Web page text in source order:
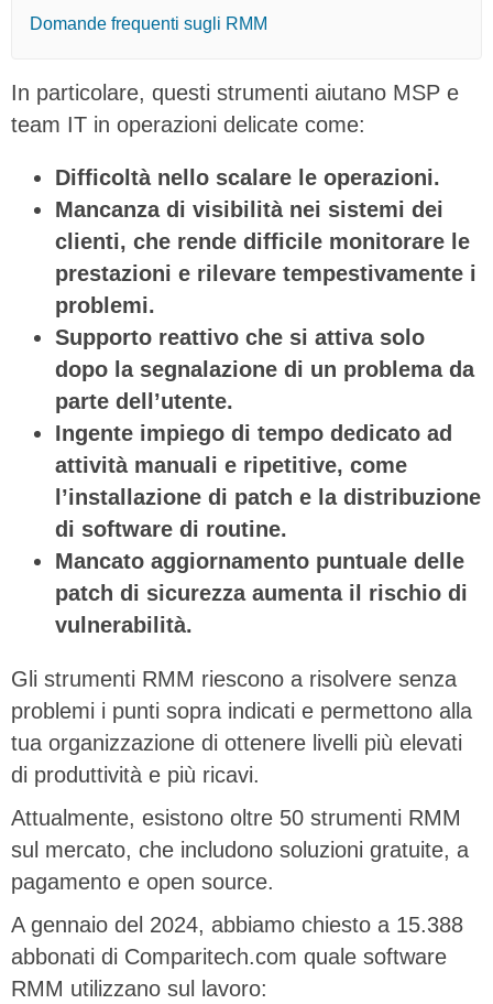
Domande frequenti sugli RMM
In particolare, questi strumenti aiutano MSP e
team IT in operazioni delicate come:
Difficoltà nello scalare le operazioni.
Mancanza di visibilità nei sistemi dei
clienti, che rende difficile monitorare le
prestazioni e rilevare tempestivamente i
problemi.
Supporto reattivo che si attiva solo
dopo la segnalazione di un problema da
parte dell’utente.
Ingente impiego di tempo dedicato ad
attività manuali e ripetitive, come
l’installazione di patch e la distribuzione
di software di routine.
Mancato aggiornamento puntuale delle
patch di sicurezza aumenta il rischio di
vulnerabilità.
Gli strumenti RMM riescono a risolvere senza
problemi i punti sopra indicati e permettono alla
tua organizzazione di ottenere livelli più elevati
di produttività e più ricavi.
Attualmente, esistono oltre 50 strumenti RMM
sul mercato, che includono soluzioni gratuite, a
pagamento e open source.
A gennaio del 2024, abbiamo chiesto a 15.388
abbonati di Comparitech.com quale software
RMM utilizzano sul lavoro: